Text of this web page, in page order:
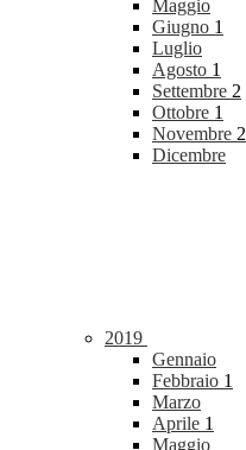
Maggio
Giugno 1
Luglio
Agosto 1
Settembre 2
Ottobre 1
Novembre 2
Dicembre
2019
Gennaio
Febbraio 1
Marzo
Aprile 1
Maggio